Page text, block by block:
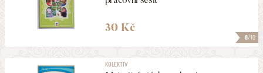
8/10
30 Kč
KOLEKTIV